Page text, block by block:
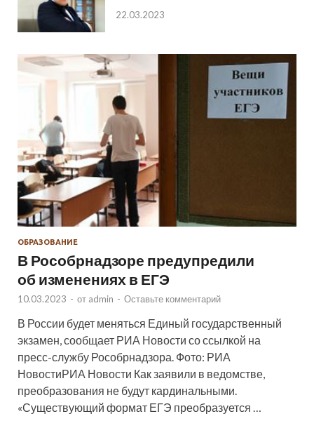
22.03.2023
ОБРАЗОВАНИЕ
В Рособрнадзоре предупредили
об изменениях в ЕГЭ
10.03.2023 - от admin - Оставьте комментарий
В России будет меняться Единый государственный
экзамен, сообщает РИА Новости со ссылкой на
пресс-службу Рособрнадзора. Фото: РИА
НовостиРИА Новости Как заявили в ведомстве,
преобразования не будут кардинальными.
«Существующий формат ЕГЭ преобразуется …